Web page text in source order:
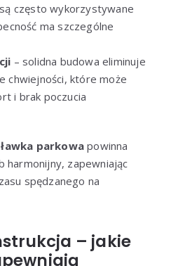
są często wykorzystywane
ma szczególne
– solidna budowa eliminuje
chwiejności, które może
i brak poczucia
ławka parkowa powinna
harmonijny, zapewniając
spędzanego na
– jakie